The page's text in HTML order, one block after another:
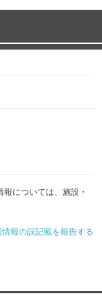
については、施設・
報の誤記載を報告する